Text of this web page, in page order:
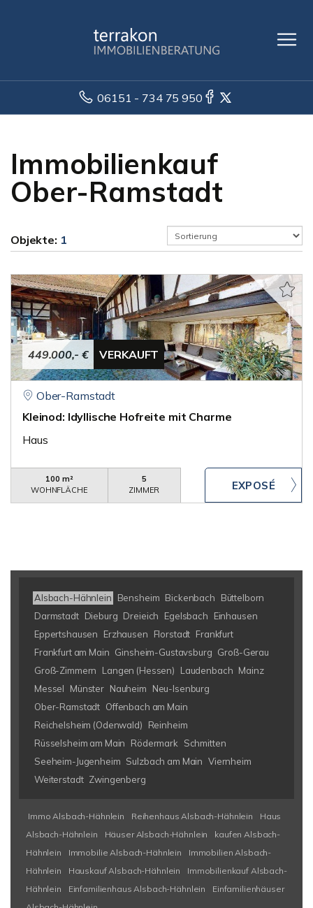
06151 - 734 75 950
Immobilienkauf
Ober-Ramstadt
Objekte: 1
449.000,- € VERKAUFT
Ober-Ramstadt
Kleinod: Idyllische Hofreite mit Charme
Haus
100 m²
WOHNFLÄCHE
5
ZIMMER
Alsbach-Hähnlein Bensheim Bickenbach
Büttelborn
Darmstadt Dieburg Dreieich Egelsbach
Einhausen
Eppertshausen
Erzhausen Florstadt Frankfurt
Frankfurt am Main Ginsheim-Gustavsburg Groß-Gerau
Groß-Zimmern
Langen (Hessen) Laudenbach Mainz
Messel
Münster Nauheim
Neu-Isenburg
Ober-Ramstadt Offenbach am Main
Reichelsheim (Odenwald)
Reinheim
Rüsselsheim am Main
Rödermark
Schmitten
Seeheim-Jugenheim Sulzbach am Main Viernheim
Weiterstadt Zwingenberg
Immo Alsbach-Hähnlein Reihenhaus Alsbach-Hähnlein
Haus
Alsbach-Hähnlein
Häuser Alsbach-Hähnlein
kaufen Alsbach-
Hähnlein
Immobilie Alsbach-Hähnlein
Immobilien Alsbach-
Hähnlein
Hauskauf Alsbach-Hähnlein
Immobilienkauf Alsbach-
Hähnlein
Einfamilienhaus Alsbach-Hähnlein
Einfamilienhäuser